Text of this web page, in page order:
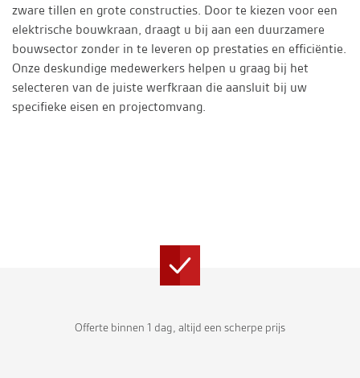
zware tillen en grote constructies. Door te kiezen voor een
elektrische bouwkraan, draagt u bij aan een duurzamere
bouwsector zonder in te leveren op prestaties en efficiëntie.
Onze deskundige medewerkers helpen u graag bij het
selecteren van de juiste werfkraan die aansluit bij uw
specifieke eisen en projectomvang.
Offerte binnen 1 dag, altijd een scherpe prijs